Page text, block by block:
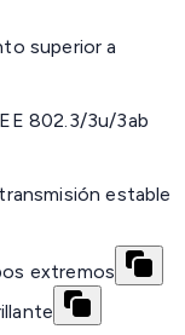
superior a
802.3/3u/3ab
estable
extremos